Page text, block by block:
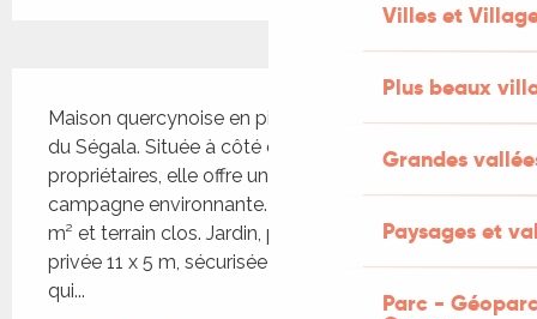
Villes et
Plus beaux
Grandes
Paysages et
Parc -
Maison quercynoise en pierres, au cœur du jardin
du Ségala. Située à côté de la maison des
propriétaires, elle offre une vue dégagée sur la
campagne environnante. Terrasse couverte de 28
m² et terrain clos. Jardin, parking privés et piscine
privée 11 x 5 m, sécurisée par un abri sur roulettes
qui...